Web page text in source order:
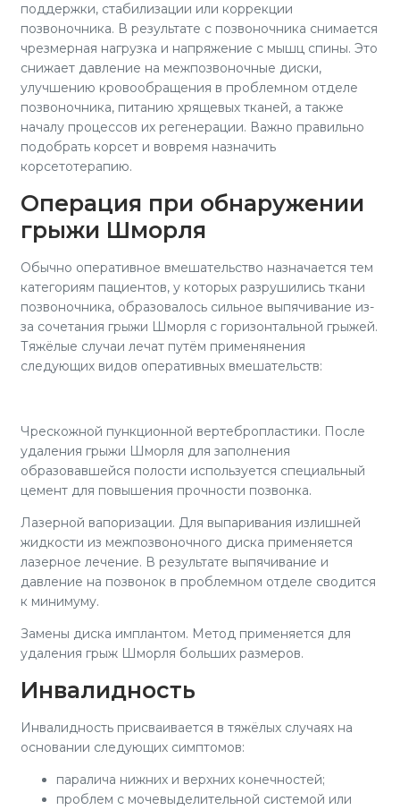
поддержки, стабилизации или коррекции
позвоночника. В результате с позвоночника снимается
чрезмерная нагрузка и напряжение с мышц спины. Это
снижает давление на межпозвоночные диски,
улучшению кровообращения в проблемном отделе
позвоночника, питанию хрящевых тканей, а также
началу процессов их регенерации. Важно правильно
подобрать корсет и вовремя назначить
корсетотерапию.
Операция при обнаружении
грыжи Шморля
Обычно оперативное вмешательство назначается тем
категориям пациентов, у которых разрушились ткани
позвоночника, образовалось сильное выпячивание из-
за сочетания грыжи Шморля с горизонтальной грыжей.
Тяжёлые случаи лечат путём применянения
следующих видов оперативных вмешательств:
Чрескожной пункционной вертебропластики. После
удаления грыжи Шморля для заполнения
образовавшейся полости используется специальный
цемент для повышения прочности позвонка.
Лазерной вапоризации. Для выпаривания излишней
жидкости из межпозвоночного диска применяется
лазерное лечение. В результате выпячивание и
давление на позвонок в проблемном отделе сводится
к минимуму.
Замены диска имплантом. Метод применяется для
удаления грыж Шморля больших размеров.
Инвалидность
Инвалидность присваивается в тяжёлых случаях на
основании следующих симптомов:
паралича нижних и верхних конечностей;
проблем с мочевыделительной системой или